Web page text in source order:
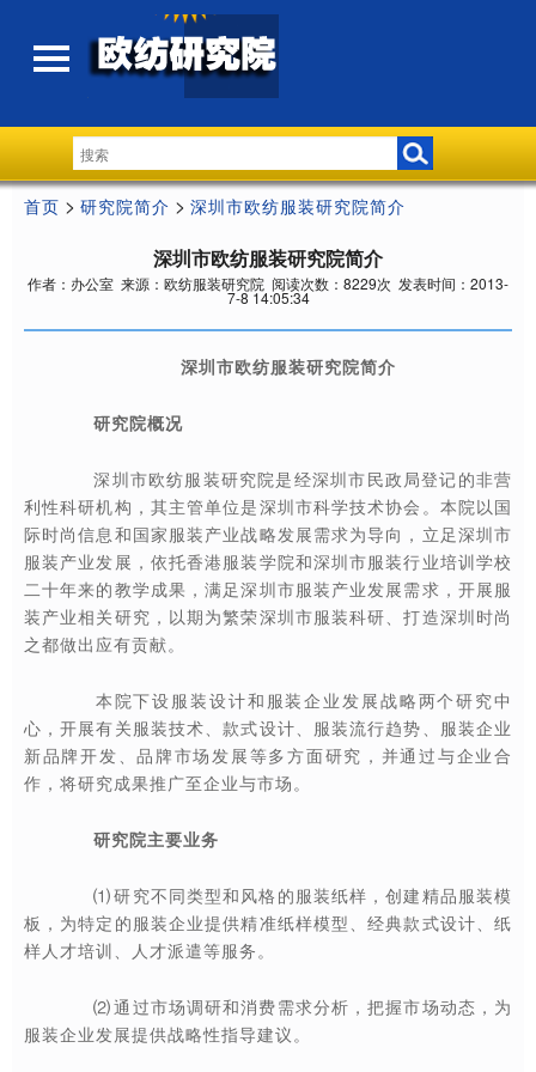
首页 > 研究院简介 > 深圳市欧纺服装研究院简介
深圳市欧纺服装研究院简介
作者：办公室 来源：欧纺服装研究院 阅读次数：8229次 发表时间：2013-
7-8 14:05:34
深圳市欧纺服装研究院简介
研究院概况
深圳市欧纺服装研究院是经深圳市民政局登记的非营
利性科研机构，其主管单位是深圳市科学技术协会。本院以国
际时尚信息和国家服装产业战略发展需求为导向，立足深圳市
服装产业发展，依托香港服装学院和深圳市服装行业培训学校
二十年来的教学成果，满足深圳市服装产业发展需求，开展服
装产业相关研究，以期为繁荣深圳市服装科研、打造深圳时尚
之都做出应有贡献。
本院下设服装设计和服装企业发展战略两个研究中
心，开展有关服装技术、款式设计、服装流行趋势、服装企业
新品牌开发、品牌市场发展等多方面研究，并通过与企业合
作，将研究成果推广至企业与市场。
研究院主要业务
⑴ 研究不同类型和风格的服装纸样，创建精品服装模
板，为特定的服装企业提供精准纸样模型、经典款式设计、纸
样人才培训、人才派遣等服务。
⑵ 通过市场调研和消费需求分析，把握市场动态，为
服装企业发展提供战略性指导建议。